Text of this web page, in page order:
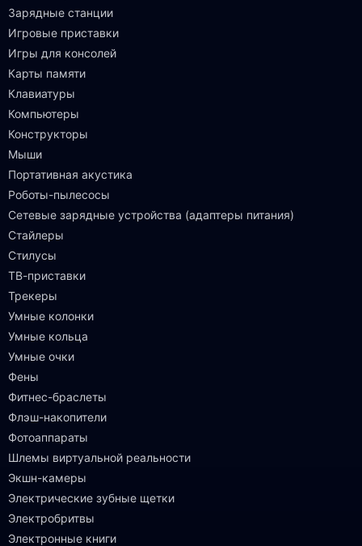
Зарядные станции
Игровые приставки
Игры для консолей
Карты памяти
Клавиатуры
Компьютеры
Конструкторы
Мыши
Портативная акустика
Роботы-пылесосы
Сетевые зарядные устройства (адаптеры питания)
Стайлеры
Стилусы
ТВ-приставки
Трекеры
Умные колонки
Умные кольца
Умные очки
Фены
Фитнес-браслеты
Флэш-накопители
Фотоаппараты
Шлемы виртуальной реальности
Экшн-камеры
Электрические зубные щетки
Электробритвы
Электронные книги